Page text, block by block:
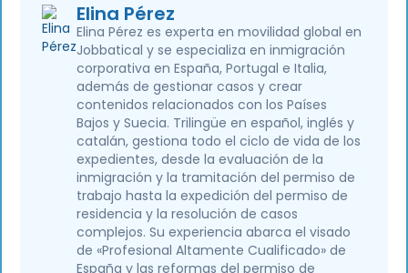
Elina Pérez
Elina Pérez es experta en movilidad global en
Jobbatical y se especializa en inmigración
corporativa en España, Portugal e Italia,
además de gestionar casos y crear
contenidos relacionados con los Países
Bajos y Suecia. Trilingüe en español, inglés y
catalán, gestiona todo el ciclo de vida de los
expedientes, desde la evaluación de la
inmigración y la tramitación del permiso de
trabajo hasta la expedición del permiso de
residencia y la resolución de casos
complejos. Su experiencia abarca el visado
de «Profesional Altamente Cualificado» de
España y las reformas del permiso de